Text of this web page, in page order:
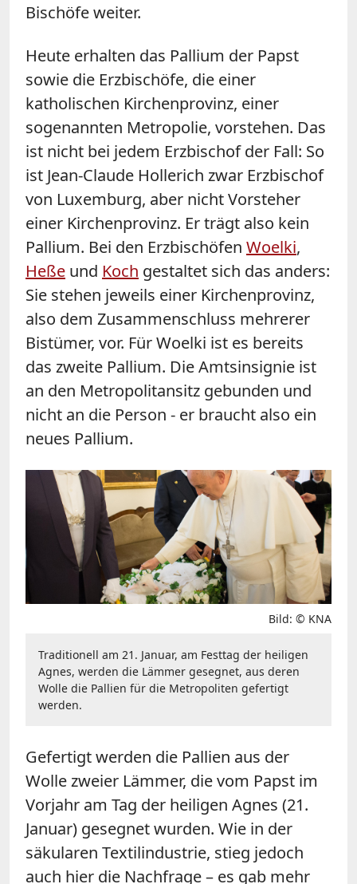
Bischöfe weiter.
Heute erhalten das Pallium der Papst
sowie die Erzbischöfe, die einer
katholischen Kirchenprovinz, einer
sogenannten Metropolie, vorstehen. Das
ist nicht bei jedem Erzbischof der Fall: So
ist Jean-Claude Hollerich zwar Erzbischof
von Luxemburg, aber nicht Vorsteher
einer Kirchenprovinz. Er trägt also kein
Pallium. Bei den Erzbischöfen Woelki,
Heße und Koch gestaltet sich das anders:
Sie stehen jeweils einer Kirchenprovinz,
also dem Zusammenschluss mehrerer
Bistümer, vor. Für Woelki ist es bereits
das zweite Pallium. Die Amtsinsignie ist
an den Metropolitansitz gebunden und
nicht an die Person - er braucht also ein
neues Pallium.
Bild: © KNA
Traditionell am 21. Januar, am Festtag der heiligen
Agnes, werden die Lämmer gesegnet, aus deren
Wolle die Pallien für die Metropoliten gefertigt
werden.
Gefertigt werden die Pallien aus der
Wolle zweier Lämmer, die vom Papst im
Vorjahr am Tag der heiligen Agnes (21.
Januar) gesegnet wurden. Wie in der
säkularen Textilindustrie, stieg jedoch
auch hier die Nachfrage – es gab mehr